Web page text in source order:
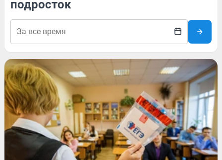
подросток